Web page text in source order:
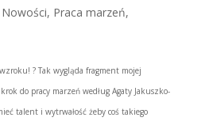
Nowości, Praca marzeń,
? Tak wygląda fragment mojej
do pracy marzeń według Agaty Jakuszko-
talent i wytrwałość żeby coś takiego